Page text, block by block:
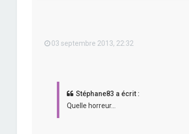
03 septembre 2013, 22:32
Stéphane83 a écrit :
Quelle horreur...